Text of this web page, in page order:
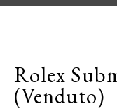
Rolex
(Venduto)